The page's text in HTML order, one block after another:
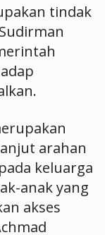
tindak
arahan
keluarga
anak yang
akses